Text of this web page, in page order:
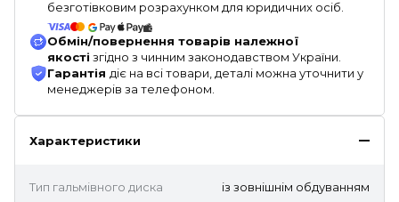
безготівковим розрахунком для юридичних осіб.
Обмін/повернення товарів належної
якості згідно з чинним законодавством України.
Гарантія діє на всі товари, деталі можна уточнити у
менеджерів за телефоном.
Характеристики
Тип гальмівного диска із зовнішнім обдуванням